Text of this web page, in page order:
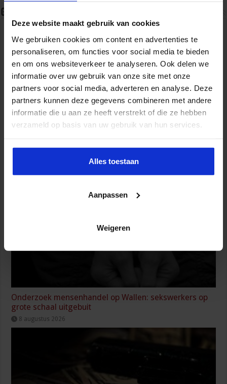
Deze website maakt gebruik van cookies
We gebruiken cookies om content en advertenties te
personaliseren, om functies voor social media te bieden
en om ons websiteverkeer te analyseren. Ook delen we
informatie over uw gebruik van onze site met onze
partners voor social media, adverteren en analyse. Deze
partners kunnen deze gegevens combineren met andere
informatie die u aan ze heeft verstrekt of die ze hebben
verzameld op basis van uw gebruik van hun services.
Alles toestaan
Aanpassen
Weigeren
Gerelateerde Artikelen
Geactualiseerde handreiking helpt organisaties bij
effectief alcohol-, drugs- en medicijnbeleid
Onderzoek mensenhandel op Wallen: sekswerkers op
grote schaal uitgebuit
8 augustus 2026